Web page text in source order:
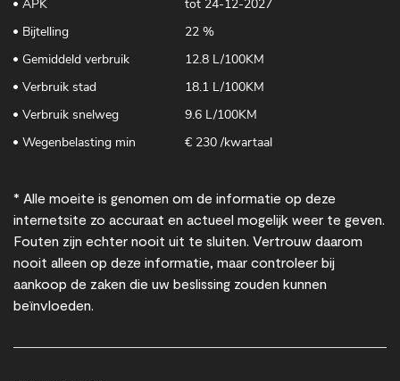
APK
tot 24-12-2027
Bijtelling
22 %
Gemiddeld verbruik
12.8 L/100KM
Verbruik stad
18.1 L/100KM
Verbruik snelweg
9.6 L/100KM
Wegenbelasting min
€ 230 /kwartaal
* Alle moeite is genomen om de informatie op deze
internetsite zo accuraat en actueel mogelijk weer te geven.
Fouten zijn echter nooit uit te sluiten. Vertrouw daarom
nooit alleen op deze informatie, maar controleer bij
aankoop de zaken die uw beslissing zouden kunnen
beïnvloeden.